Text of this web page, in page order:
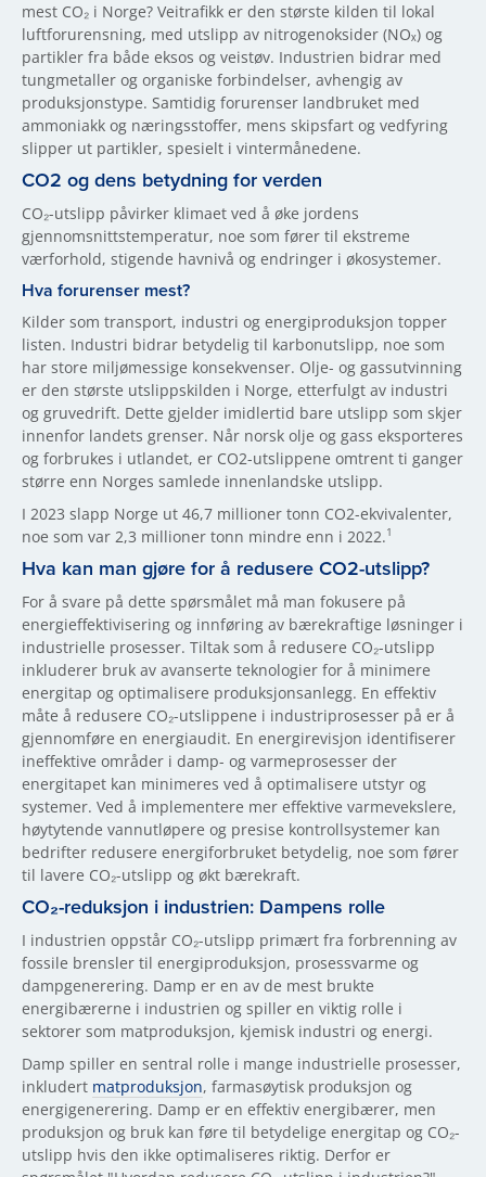
mest CO₂ i Norge? Veitrafikk er den største kilden til lokal
luftforurensning, med utslipp av nitrogenoksider (NOₓ) og
partikler fra både eksos og veistøv. Industrien bidrar med
tungmetaller og organiske forbindelser, avhengig av
produksjonstype. Samtidig forurenser landbruket med
ammoniakk og næringsstoffer, mens skipsfart og vedfyring
slipper ut partikler, spesielt i vintermånedene.
CO2 og dens betydning for verden
CO₂-utslipp påvirker klimaet ved å øke jordens
gjennomsnittstemperatur, noe som fører til ekstreme
værforhold, stigende havnivå og endringer i økosystemer.
Hva forurenser mest?
Kilder som transport, industri og energiproduksjon topper
listen. Industri bidrar betydelig til karbonutslipp, noe som
har store miljømessige konsekvenser. Olje- og gassutvinning
er den største utslippskilden i Norge, etterfulgt av industri
og gruvedrift. Dette gjelder imidlertid bare utslipp som skjer
innenfor landets grenser. Når norsk olje og gass eksporteres
og forbrukes i utlandet, er CO2-utslippene omtrent ti ganger
større enn Norges samlede innenlandske utslipp.
I 2023 slapp Norge ut 46,7 millioner tonn CO2-ekvivalenter,
noe som var 2,3 millioner tonn mindre enn i 2022.1
Hva kan man gjøre for å redusere CO2-utslipp?
For å svare på dette spørsmålet må man fokusere på
energieffektivisering og innføring av bærekraftige løsninger i
industrielle prosesser. Tiltak som å redusere CO₂-utslipp
inkluderer bruk av avanserte teknologier for å minimere
energitap og optimalisere produksjonsanlegg. En effektiv
måte å redusere CO₂-utslippene i industriprosesser på er å
gjennomføre en energiaudit. En energirevisjon identifiserer
ineffektive områder i damp- og varmeprosesser der
energitapet kan minimeres ved å optimalisere utstyr og
systemer. Ved å implementere mer effektive varmevekslere,
høytytende vannutløpere og presise kontrollsystemer kan
bedrifter redusere energiforbruket betydelig, noe som fører
til lavere CO₂-utslipp og økt bærekraft.
CO₂-reduksjon i industrien: Dampens rolle
I industrien oppstår CO₂-utslipp primært fra forbrenning av
fossile brensler til energiproduksjon, prosessvarme og
dampgenerering. Damp er en av de mest brukte
energibærerne i industrien og spiller en viktig rolle i
sektorer som matproduksjon, kjemisk industri og energi.
Damp spiller en sentral rolle i mange industrielle prosesser,
inkludert matproduksjon, farmasøytisk produksjon og
energigenerering. Damp er en effektiv energibærer, men
produksjon og bruk kan føre til betydelige energitap og CO₂-
utslipp hvis den ikke optimaliseres riktig. Derfor er